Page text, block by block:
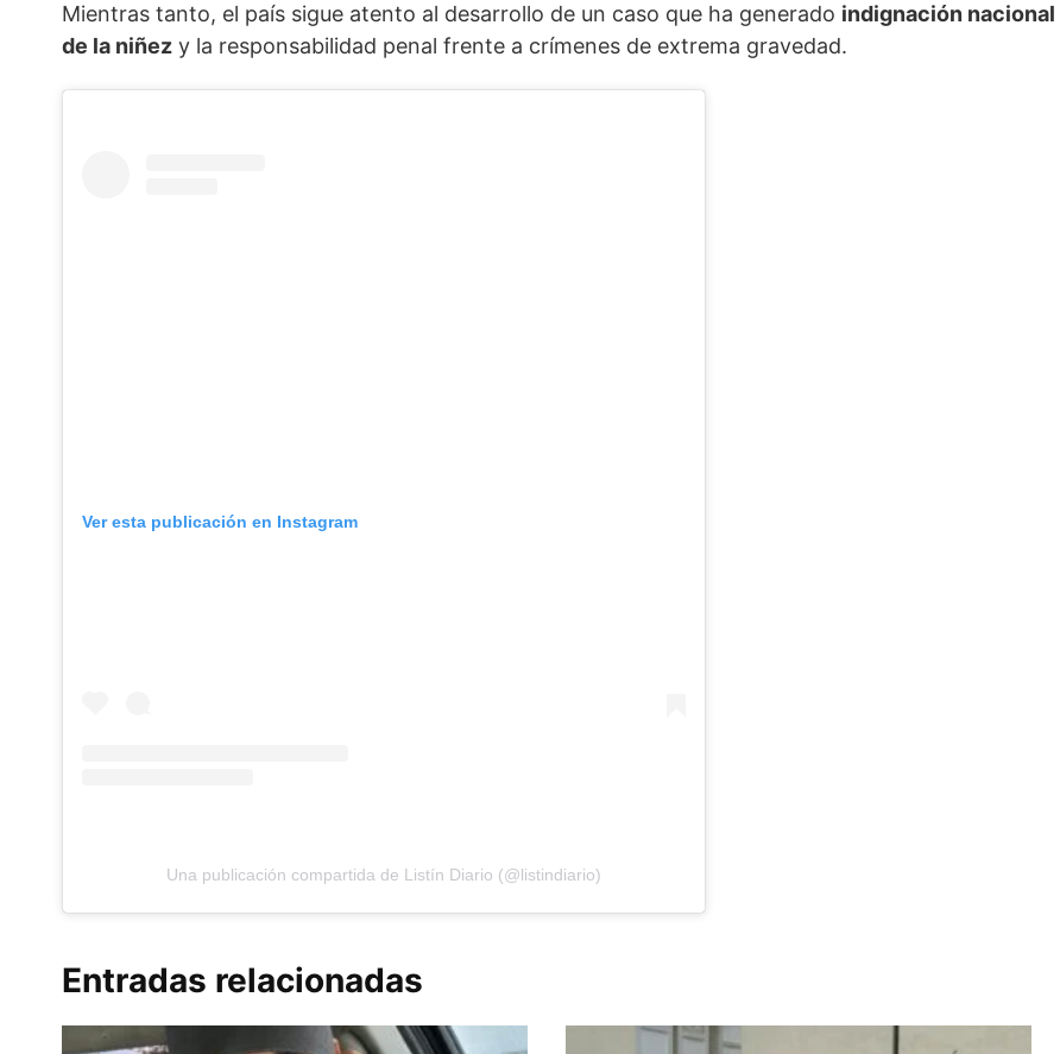
Mientras tanto, el país sigue atento al desarrollo de un caso que ha generado indignación nacional
de la niñez y la responsabilidad penal frente a crímenes de extrema gravedad.
Ver esta publicación en Instagram
Una publicación compartida de Listín Diario (@listindiario)
Entradas relacionadas